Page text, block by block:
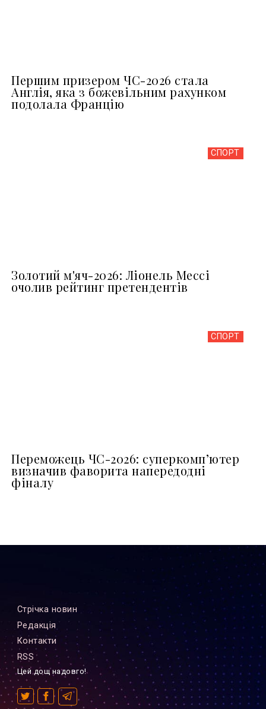
Першим призером ЧС-2026 стала
Англія, яка з божевільним рахунком
подолала Францію
СПОРТ
Золотий м'яч-2026: Ліонель Мессі
очолив рейтинг претендентів
СПОРТ
Переможець ЧС-2026: суперкомп’ютер
визначив фаворита напередодні
фіналу
Стрiчка новин
Редакцiя
Контакти
RSS
Цей дощ надовго!